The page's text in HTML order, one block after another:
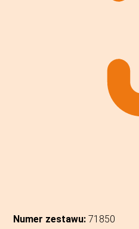
Numer zestawu: 71850